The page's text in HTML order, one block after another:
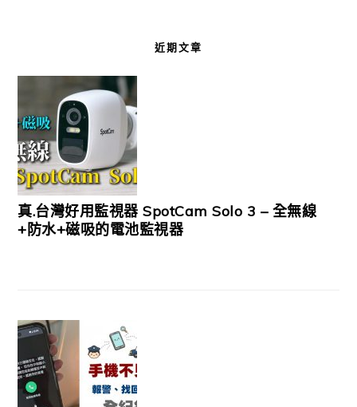
近期文章
真.台灣好用監視器 SpotCam Solo 3 – 全無線
+防水+磁吸的電池監視器